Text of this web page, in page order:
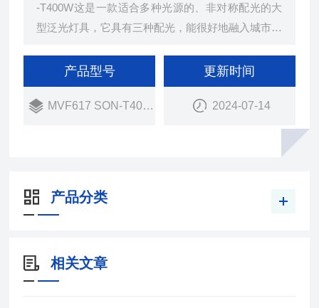
-T400W这是一款适合多种光源的、非对称配光的大
型泛光灯具，它具有三种配光，能很好地融入城市环
防眩光和抗人为破坏保护，灯具全天候设计，外观简
洁，便于维护。
产品型号
MVF617 SON-T400W
更新时间
2024-07-14
产品分类
相关文章